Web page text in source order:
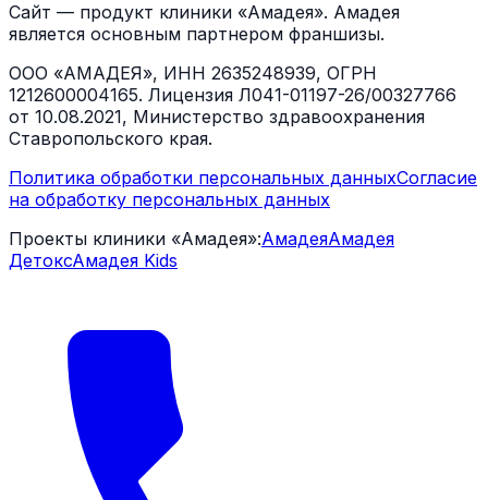
Сайт — продукт клиники «Амадея». Амадея
является основным партнером франшизы.
ООО «АМАДЕЯ», ИНН 2635248939, ОГРН
1212600004165. Лицензия Л041-01197-26/00327766
от 10.08.2021, Министерство здравоохранения
Ставропольского края.
Политика обработки персональных данныхСогласие
на обработку персональных данных
Проекты клиники «Амадея»:АмадеяАмадея
ДетоксАмадея Kids